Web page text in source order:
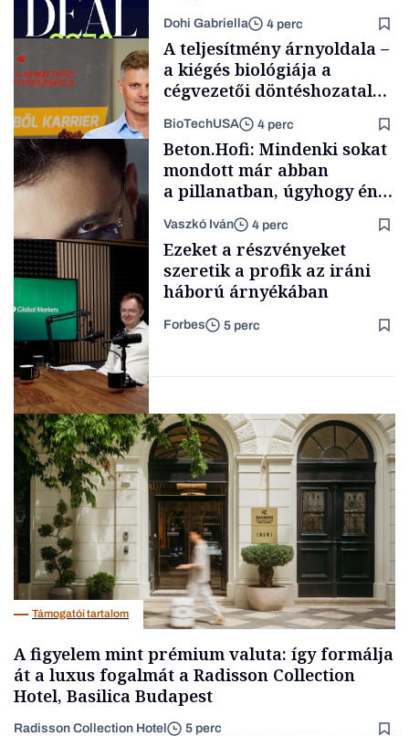
Podcast
közösségről vagy
értéktelített jobboldali
médiáról nem volt szó
Dohi Gabriella 4 perc
Content Lab HUB
A teljesítmény árnyoldala –
a kiégés biológiája a
cégvezetői döntéshozatal
BioTechUSA 4 perc
Forbes-sztori
Beton.Hofi: Mindenki sokat
mondott már abban
a pillanatban, úgyhogy én
a legsarkosabb
gondolataimat akartam
kimondani
Vaszkó Iván 4 perc
Befektetés
Ezeket a részvényeket
szeretik a profik az iráni
háború árnyékában
Forbes 5 perc
Támogatói tartalom
A figyelem mint prémium valuta: így formálja
át a luxus fogalmát a Radisson Collection
Hotel, Basilica Budapest
Radisson Collection Hotel 5 perc